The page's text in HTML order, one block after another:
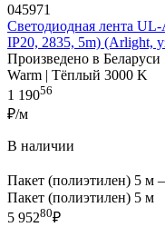
045971
Светодиодная лента
IP20, 2835, 5m) (Arlight,
Произведено в Беларуси
Warm | Тёплый 3000 K
1 19056
₽/м
В наличии
Пакет (полиэтилен) 5 м
Пакет (полиэтилен) 5 м
5 95280₽